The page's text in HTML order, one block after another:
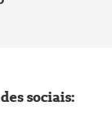
sociais: